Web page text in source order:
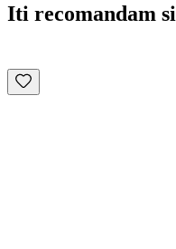
Iti recomandam si